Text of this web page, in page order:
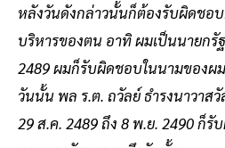
หลังวันดังกล่าวนั้นก็ต้องรับผิดชอ
บริหารของตน อาทิ ผมเป็นนายก
2489 ผมก็รับผิดชอบในนามของผ
วันนั้น พล ร.ต. ถวัลย์ ธำรงนาวาส
29 ส.ค. 2489 ถึง 8 พ.ย. 2490 ก็รั